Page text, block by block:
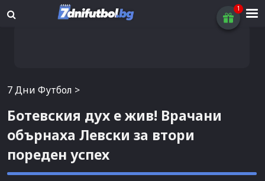
7 Дни Футбол >
Ботевския дух е жив! Врачани
обърнаха Левски за втори
пореден успех